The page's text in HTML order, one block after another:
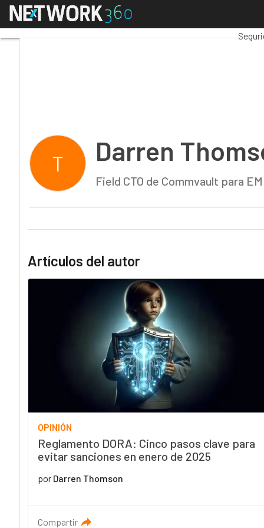
Menú
T Darren
Field CTO de Commvault para
Artículos del autor
OPINIÓN
Reglamento DORA: Cinco pasos clave para
evitar sanciones en enero de 2025
por Darren Thomson
Compartir